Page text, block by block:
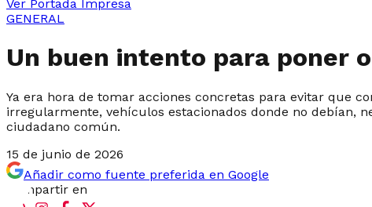
Ver Portada Impresa
GENERAL
Un buen intento para poner
Ya era hora de tomar acciones concretas para evitar que
irregularmente, vehículos estacionados donde no debían,
ciudadano común.
15 de junio de 2026
Añadir como fuente preferida en Google
Compartir en